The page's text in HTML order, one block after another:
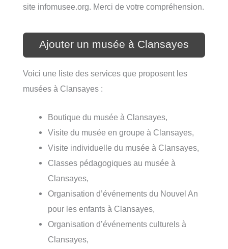
site infomusee.org. Merci de votre compréhension.
Ajouter un musée à Clansayes
Voici une liste des services que proposent les
musées à Clansayes :
Boutique du musée à Clansayes,
Visite du musée en groupe à Clansayes,
Visite individuelle du musée à Clansayes,
Classes pédagogiques au musée à
Clansayes,
Organisation d’événements du Nouvel An
pour les enfants à Clansayes,
Organisation d’événements culturels à
Clansayes,